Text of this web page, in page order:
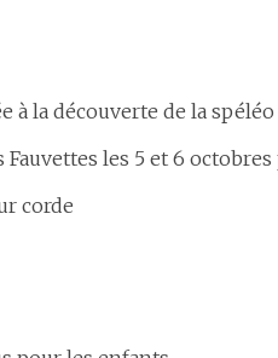
à la découverte de la
Fauvettes les 5 et 6
corde